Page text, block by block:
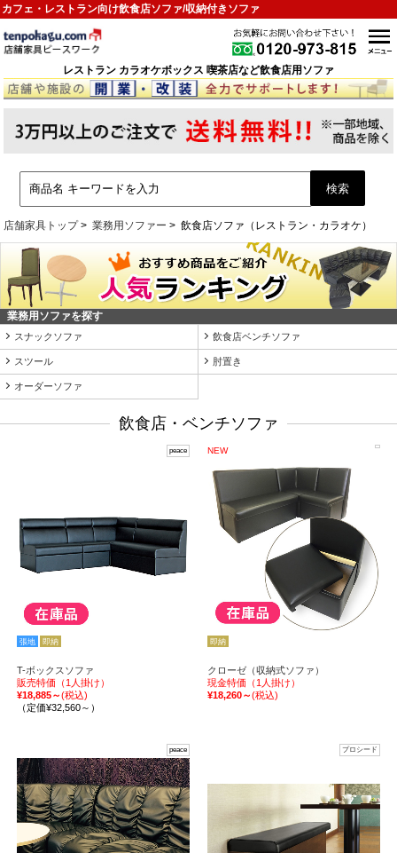
カフェ・レストラン向け飲食店ソファ/収納付きソファ
レストラン カラオケボックス 喫茶店など飲食店用ソファ
店舗家具トップ 業務用ソファー 飲食店ソファ（レストラン・カラオケ）
業務用ソファを探す
スナックソファ 飲食店ベンチソファ
スツール 肘置き
オーダーソファ
飲食店・ベンチソファ
peace
張地 即納
T-ボックスソファ
販売特価（1人掛け）
¥18,885～(税込)
（定価¥32,560～）
NEW
即納
クローゼ（収納式ソファ）
現金特価（1人掛け）
¥18,260～(税込)
peace プロシード